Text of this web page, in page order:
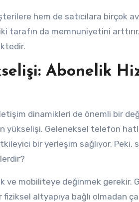
hem de satıcılara birçok
tarafın da memnuniyetini
Abonelik
dinamikleri de önemli bir
yükselişi. Geleneksel telefon
bir yerleşim sağlıyor. Peki,
ve mobiliteye değinmek gerekir.
fiziksel altyapıya bağlı olmadan